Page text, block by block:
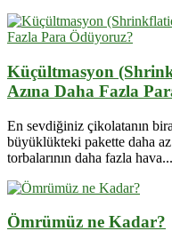
Küçültmasyon
Azına Daha Fazla
En sevdiğiniz çikolatanın
büyüklükteki pakette daha
torbalarının daha fazla hava...
Ömrümüz ne Kadar?